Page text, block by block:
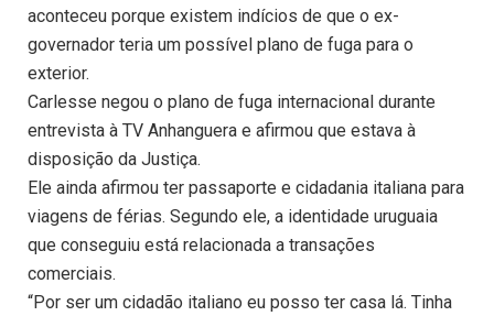
aconteceu porque existem indícios de que o ex-
governador teria um possível plano de fuga para o
exterior.
Carlesse negou o plano de fuga internacional durante
entrevista à TV Anhanguera e afirmou que estava à
disposição da Justiça.
Ele ainda afirmou ter passaporte e cidadania italiana para
viagens de férias. Segundo ele, a identidade uruguaia
que conseguiu está relacionada a transações
comerciais.
“Por ser um cidadão italiano eu posso ter casa lá. Tinha